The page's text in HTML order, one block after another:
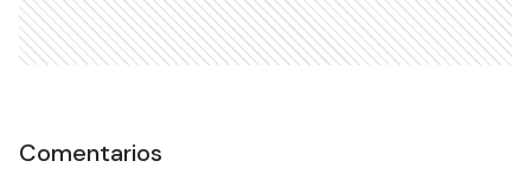
Comentarios